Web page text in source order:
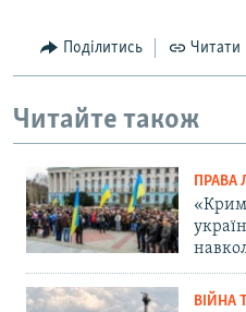
Поділитись Читати
Читайте також
«Крим
ВІЙНА